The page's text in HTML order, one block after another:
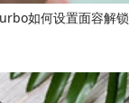
如何设置面容解锁